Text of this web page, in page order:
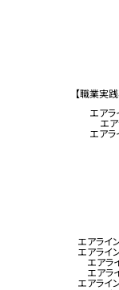
【職業実
エアラ
エ
エアラ
エアライ
エアライ
エアラ
エアラ
エアライ